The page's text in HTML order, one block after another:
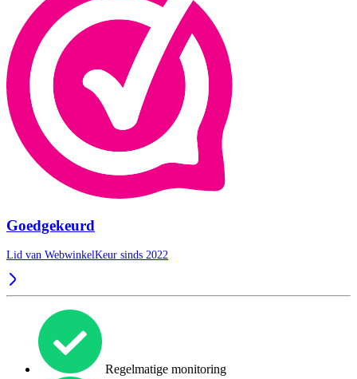
Goedgekeurd
Lid van WebwinkelKeur sinds 2022
Regelmatige monitoring